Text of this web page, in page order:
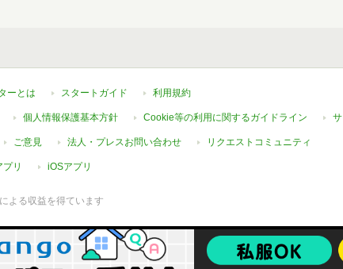
ーとは スタートガイド 利用規約
個人情報保護基本方針 Cookie等の利用に関するガイドライン
ご意見 法人・プレスお問い合わせ リクエストコミュニティ
リ iOSアプリ
よる収益を得ています